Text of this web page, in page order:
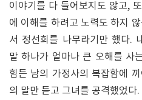
이야기를 다 들어보지도 않고,
에 이해를 하려고 노력도 하지
서 정선희를 나무라기만 했다.
말 하나가 얼마나 큰 오해를 사
힘든 남의 가정사의 복잡함에
의 말만 듣고 그녀를 공격했었다.